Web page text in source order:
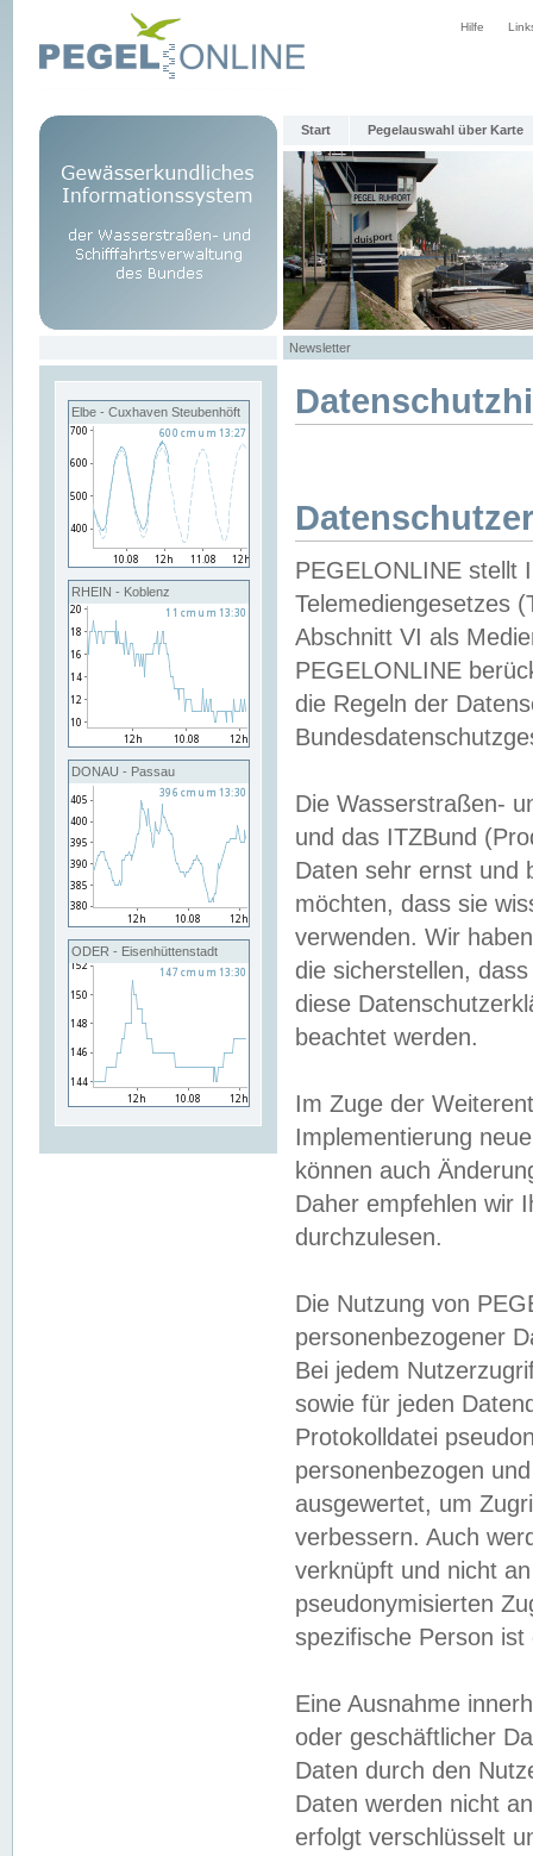
Hilfe
Start Pegelauswahl über Karte
Newsletter
Elbe - Cuxhaven Steubenhöft
RHEIN - Koblenz
DONAU - Passau
ODER - Eisenhüttenstadt
PEGELONLINE stellt
Telemediengesetzes
Abschnitt VI als
PEGELONLINE
die Regeln der
Die Wasserstraßen-
und das ITZBund
Daten sehr ernst und
möchten, dass sie
verwenden. Wir
die sicherstellen,
diese
beachtet werden.
Im Zuge der
Implementierung
können auch
Daher empfehlen wir
durchzulesen.
Die Nutzung von
personenbezogener
Bei jedem
sowie für jeden
Protokolldatei
personenbezogen
ausgewertet, um
verbessern. Auch
verknüpft und nicht
pseudonymisierten
spezifische Person
Eine Ausnahme
oder geschäftlicher
Daten durch den
Daten werden nicht
erfolgt verschlüsselt